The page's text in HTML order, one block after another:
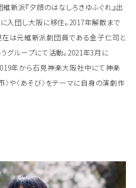
新派『夕顔のはなしろきゆふぐれ』出
入団し大阪に移住。2017年解散まで
在は元維新派劇団員である金子仁司と
グループにて活動。2021年3月に
年から石見神楽大阪社中にて神楽
〉や〈あそび〉をテーマに自身の演劇作